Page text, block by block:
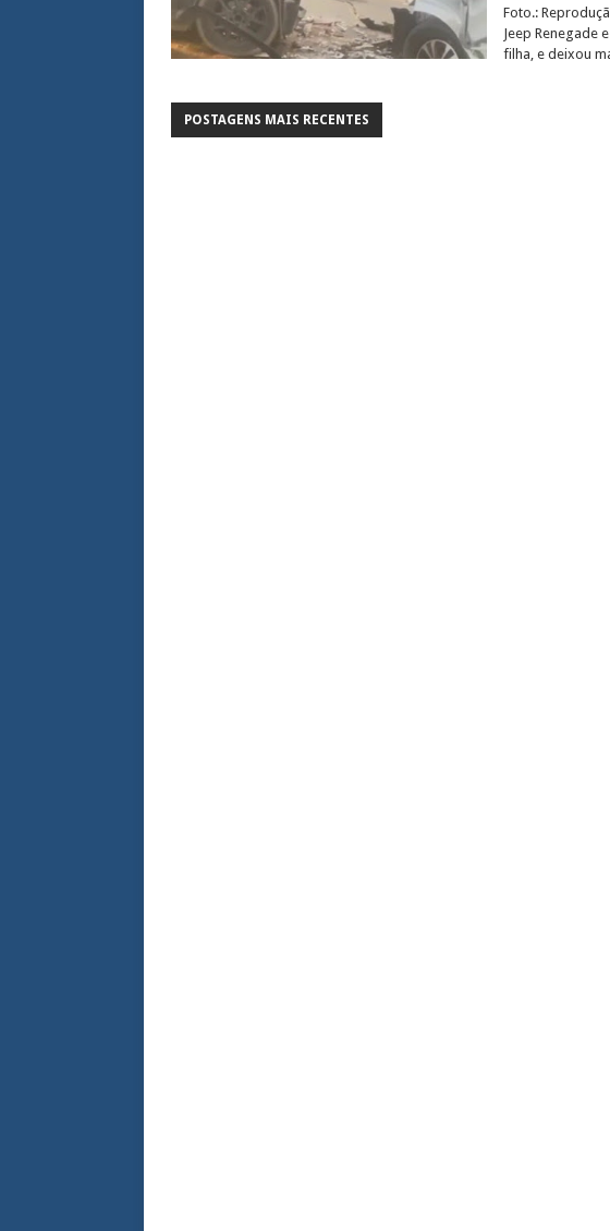
Foto.:
Jeep Renegade
filha, e deixou
POSTAGENS MAIS RECENTES